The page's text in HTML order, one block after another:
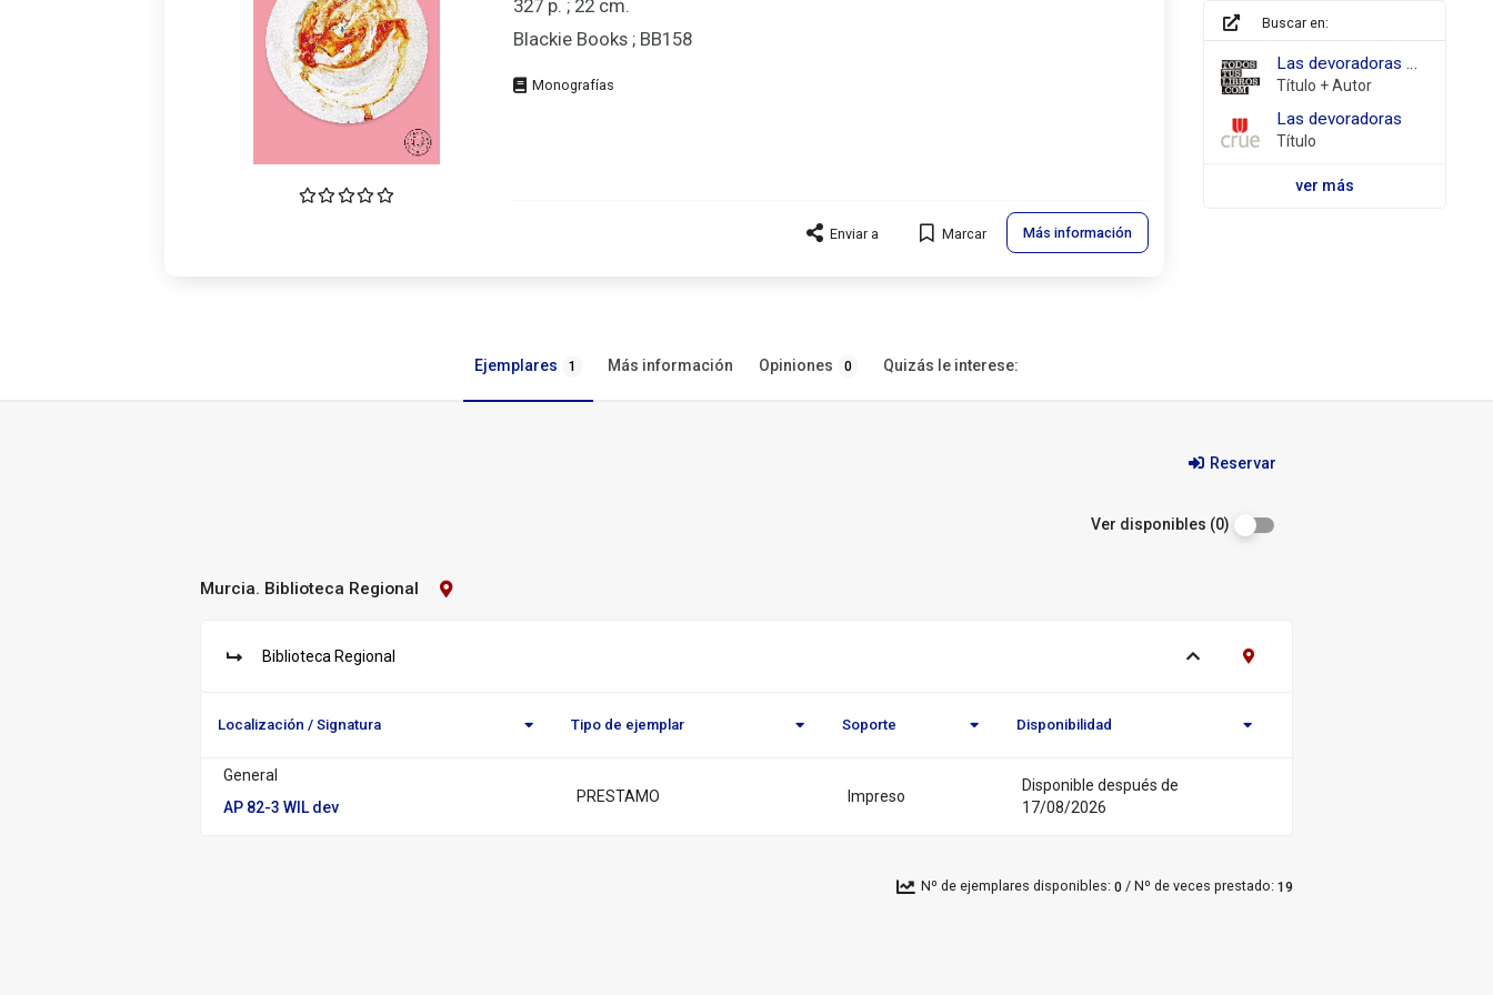
327 p. ; 22 cm.
Blackie Books ; BB158
Tipo
Enviar a Marcar Más información
Buscar en:
todostuslibros.com Las devoradoras Williams, Lara
Título + Autor
REBIUN Las devoradoras
Título
ver más
Ejemplares 1 Más información Opiniones 0 Quizás le interese:
Reservar
Ver disponibles (0)
Biblioteca:
Murcia. Biblioteca Regional
Contacto
u
s
Biblioteca Regional Ver ejemplaresContacto Biblioteca Regional
Localización / Signatura Tipo de ejemplar Soporte
Disponibilidad
General
AP 82-3 WIL dev
PRESTAMO Impreso
Disponible después de
17/08/2026
Nº de ejemplares disponibles: 0 / Nº de veces prestado: 19